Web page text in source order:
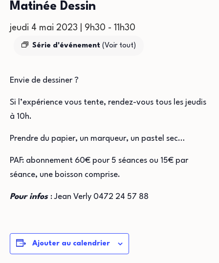
Matinée Dessin
jeudi 4 mai 2023 | 9h30 - 11h30
Série d'événement (Voir tout)
Envie de dessiner ?
Si l’expérience vous tente, rendez-vous tous les jeudis
à 10h.
Prendre du papier, un marqueur, un pastel sec…
PAF: abonnement 60€ pour 5 séances ou 15€ par
séance, une boisson comprise.
Pour infos : Jean Verly 0472 24 57 88
Ajouter au calendrier